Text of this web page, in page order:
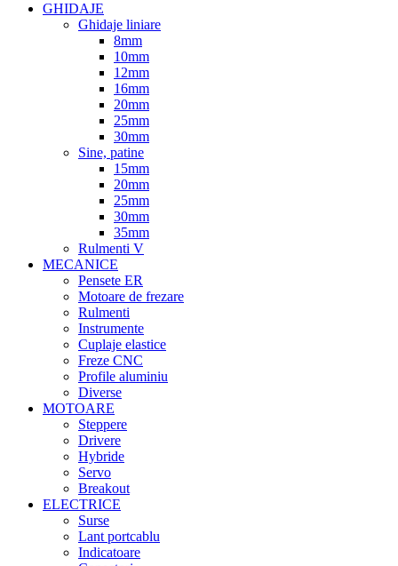
GHIDAJE
Ghidaje liniare
8mm
10mm
12mm
16mm
20mm
25mm
30mm
Sine, patine
15mm
20mm
25mm
30mm
35mm
Rulmenti V
MECANICE
Pensete ER
Motoare de frezare
Rulmenti
Instrumente
Cuplaje elastice
Freze CNC
Profile aluminiu
Diverse
MOTOARE
Steppere
Drivere
Hybride
Servo
Breakout
ELECTRICE
Surse
Lant portcablu
Indicatoare